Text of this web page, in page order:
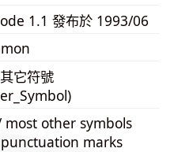
1.1 發布於 1993/06
它符號
most other symbols
marks